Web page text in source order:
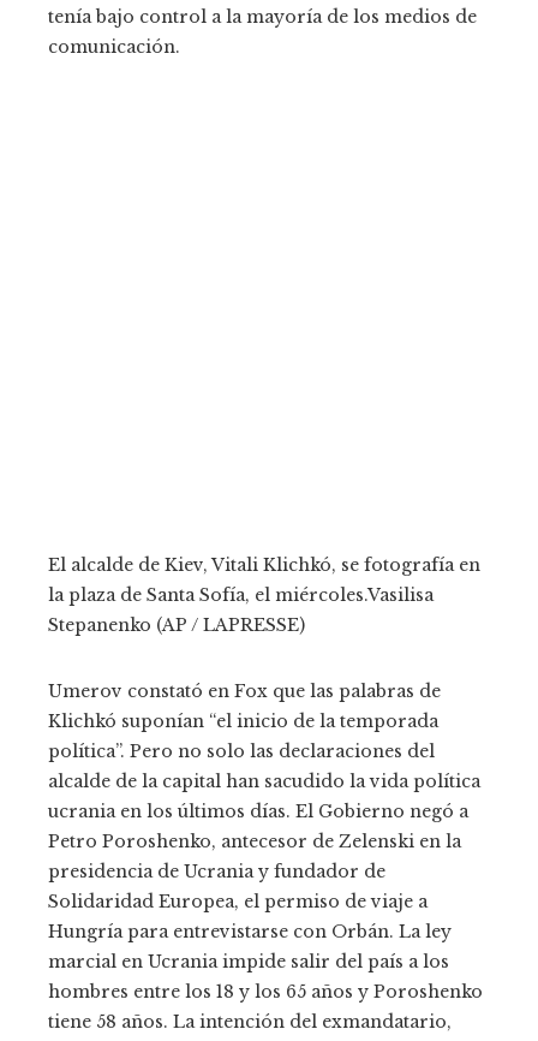
tenía bajo control a la mayoría de los medios de
comunicación.
El alcalde de Kiev, Vitali Klichkó, se fotografía en
la plaza de Santa Sofía, el miércoles.Vasilisa
Stepanenko (AP / LAPRESSE)
Umerov constató en Fox que las palabras de
Klichkó suponían “el inicio de la temporada
política”. Pero no solo las declaraciones del
alcalde de la capital han sacudido la vida política
ucrania en los últimos días. El Gobierno negó a
Petro Poroshenko, antecesor de Zelenski en la
presidencia de Ucrania y fundador de
Solidaridad Europea, el permiso de viaje a
Hungría para entrevistarse con Orbán. La ley
marcial en Ucrania impide salir del país a los
hombres entre los 18 y los 65 años y Poroshenko
tiene 58 años. La intención del exmandatario,